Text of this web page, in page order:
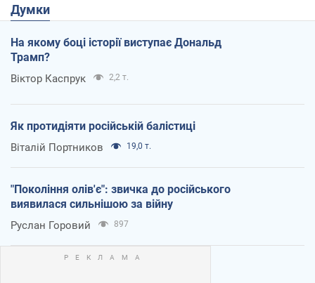
Думки
На якому боці історії виступає Дональд
Трамп?
Віктор Каспрук 2,2 т.
Як протидіяти російській балістиці
Віталій Портников 19,0 т.
"Покоління олів'є": звичка до російського
виявилася сильнішою за війну
Руслан Горовий 897